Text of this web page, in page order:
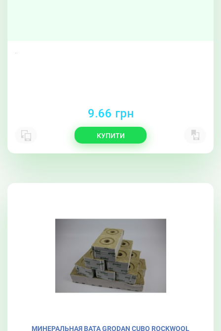
9.66 грн
КУПИТИ
МИНЕРАЛЬНАЯ ВАТА GRODAN CUBO ROCKWOOL